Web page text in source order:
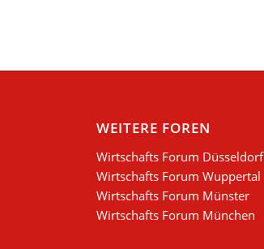
WEITERE FOREN
Wirtschafts Forum Düsseldorf
Wirtschafts Forum Wuppertal
Wirtschafts Forum Münster
Wirtschafts Forum München